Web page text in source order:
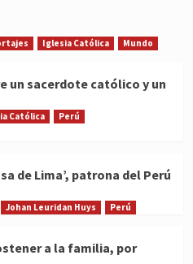
Iglesia Católica Mundo
un sacerdote católico y un
Católica
Perú
de Lima’, patrona del Perú
Johan Leuridan Huys Perú
a la familia, por